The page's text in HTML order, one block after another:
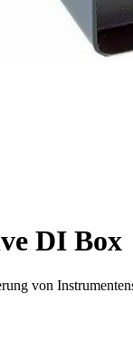
DI Box
von